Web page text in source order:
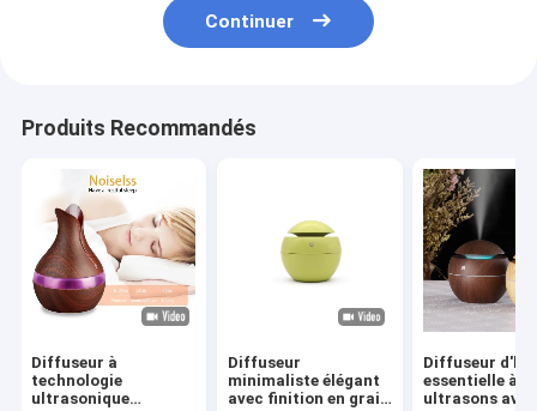
Continuer
Produits Recommandés
Diffuseur à
technologie
ultrasonique
Diffuseur
minimaliste élégant
avec finition en grain
Diffuseur
essentielle à
ultrasons avec